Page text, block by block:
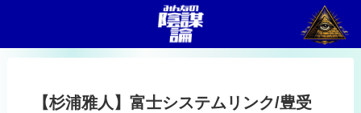
【杉浦雅人】富士システムリンク/豊受